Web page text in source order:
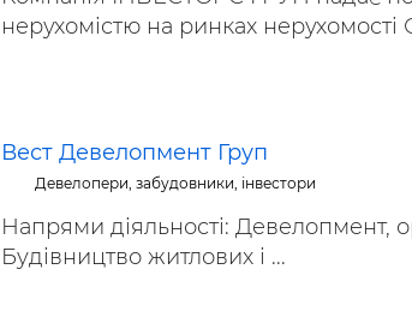
нерухомістю на ринках нерухомості
Вест Девелопмент Груп
Девелопери, забудовники, інвестори
Напрями діяльності: Девелопмент,
Будівництво житлових і ...